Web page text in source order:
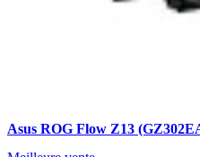
Asus ROG Flow Z13